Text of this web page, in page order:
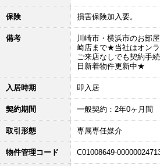
保険 損害保険加入要。
備考
川崎市・横浜市のお部
崎店まで★当社はオン
ご来店なしでも契約手
日新着物件更新中★
入居時期 即入居
契約期間 一般契約：2年0ヶ月間
取引形態 専属専任媒介
物件管理コード C01008649-